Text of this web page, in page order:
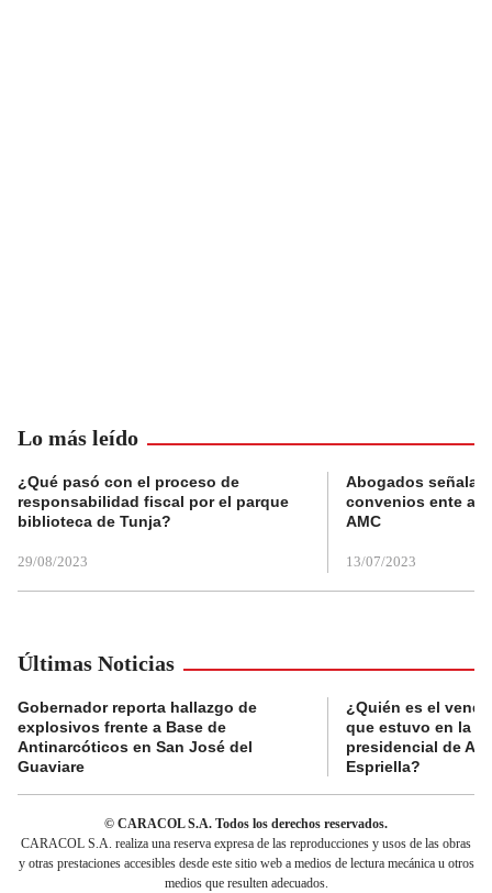
Lo más leído
¿Qué pasó con el proceso de
responsabilidad fiscal por el parque
biblioteca de Tunja?
29/08/2023
Abogados
convenios ente
AMC
13/07/2023
Últimas Noticias
Gobernador reporta hallazgo de
explosivos frente a Base de
Antinarcóticos en San José del
Guaviare
¿Quién es el
que estuvo en la
presidencial de
Espriella?
© CARACOL S.A. Todos los derechos reservados.
CARACOL S.A. realiza una reserva expresa de las reproducciones y usos de las obras
y otras prestaciones accesibles desde este sitio web a medios de lectura mecánica u otros
medios que resulten adecuados.